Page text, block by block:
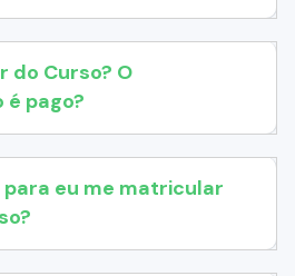
do Curso? O
pago?
para eu me matricular